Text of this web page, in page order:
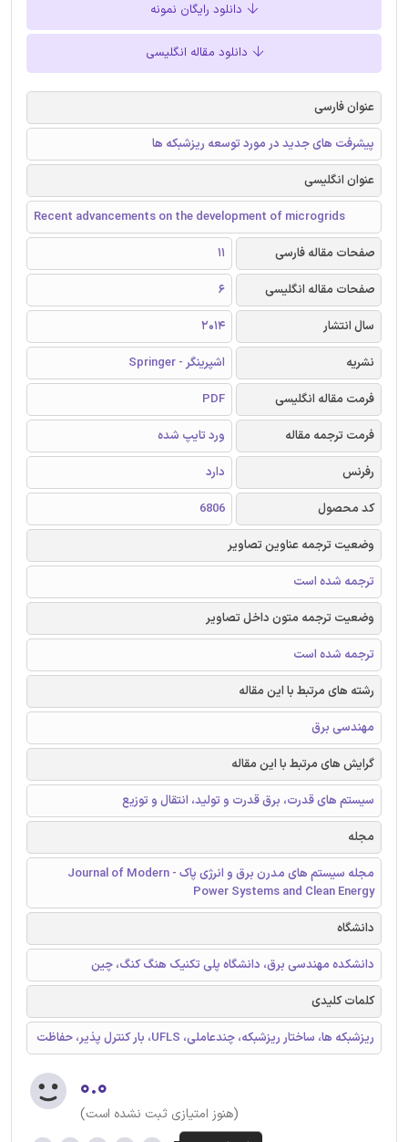
دانلود رایگان نمونه
دانلود مقاله انگلیسی
عنوان فارسی
پیشرفت های جدید در مورد توسعه ریزشبکه ها
عنوان انگلیسی
Recent advancements on the development of microgrids
صفحات مقاله فارسی
11
صفحات مقاله انگلیسی
6
سال انتشار
2014
نشریه
اشپرینگر - Springer
فرمت مقاله انگلیسی
PDF
فرمت ترجمه مقاله
ورد تایپ شده
رفرنس
دارد
کد محصول
6806
وضعیت ترجمه عناوین تصاویر
ترجمه شده است
وضعیت ترجمه متون داخل تصاویر
ترجمه شده است
رشته های مرتبط با این مقاله
مهندسی برق
گرایش های مرتبط با این مقاله
سیستم های قدرت، برق قدرت و تولید، انتقال و توزیع
مجله
مجله سیستم های مدرن برق و انرژی پاک - Journal of Modern
Power Systems and Clean Energy
دانشگاه
دانشکده مهندسی برق، دانشگاه پلی تکنیک هنگ کنگ، چین
کلمات کلیدی
ریزشبکه ها، ساختار ریزشبکه، چندعاملی، UFLS، بار کنترل پذیر، حفاظت
۰.۰
(هنوز امتیازی ثبت نشده است)